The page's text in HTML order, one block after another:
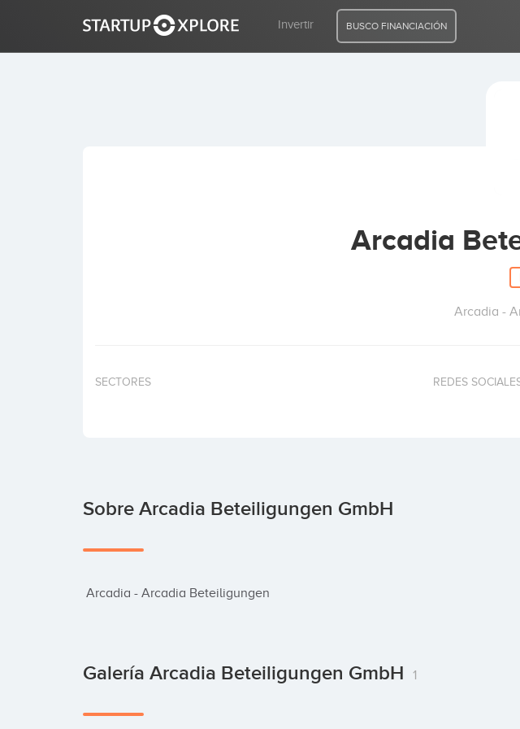
Invertir BUSCO FINANCIACIÓN
Arcadia
Arcadia -
SECTORES REDES
Sobre Arcadia Beteiligungen GmbH
Arcadia - Arcadia Beteiligungen
Galería Arcadia Beteiligungen GmbH 1